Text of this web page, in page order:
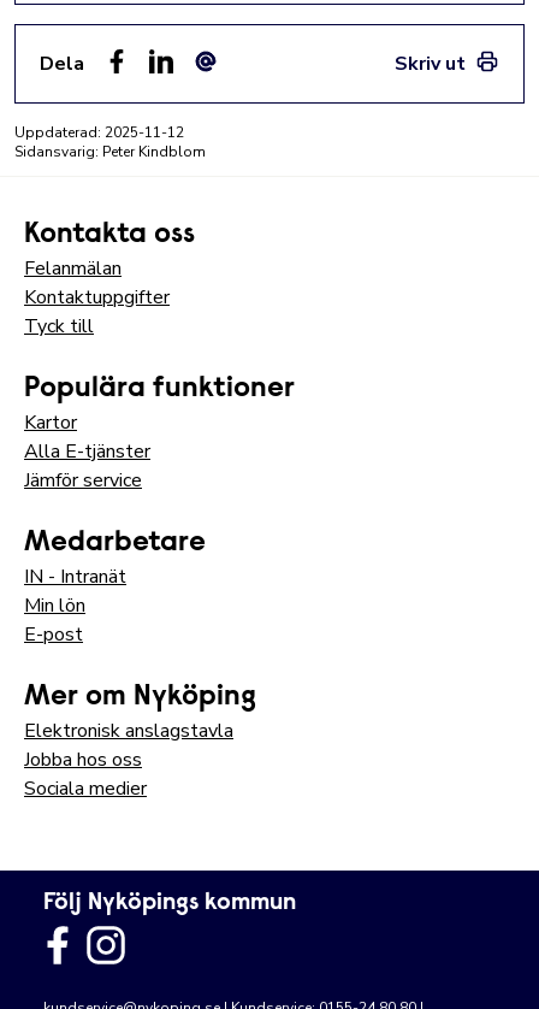
Dela
Skriv ut
Uppdaterad: 2025-11-12
Sidansvarig: Peter Kindblom
Kontakta oss
Felanmälan
Kontaktuppgifter
Tyck till
Populära funktioner
Kartor
Alla E-tjänster
Jämför service
Medarbetare
IN - Intranät
Min lön
E-post
Mer om Nyköping
Elektronisk anslagstavla
Jobba hos oss
Sociala medier
Följ Nyköpings kommun